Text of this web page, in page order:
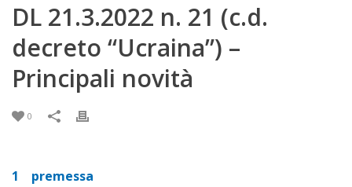
DL 21.3.2022 n. 21 (c.d.
decreto “Ucraina”) –
Principali novità
0
1 premessa